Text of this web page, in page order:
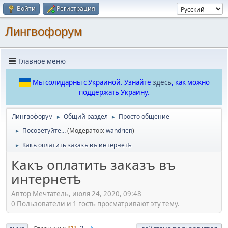
Войти Регистрация
Лингвофорум
Главное меню
Мы солидарны с Украиной. Узнайте здесь, как можно
поддержать Украину.
Лингвофорум ► Общий раздел ► Просто общение
► Посоветуйте…(Модератор:wandrien)
► Какъ оплатить заказъ въ интернетѣ
Какъ оплатить заказъ въ
интернетѣ
Автор Мечтатель, июля 24, 2020, 09:48
0 Пользователи и 1 гость просматривают эту тему.